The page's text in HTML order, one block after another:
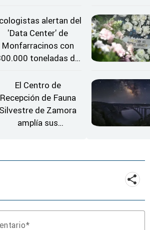
cochealertan del
'Data Center' de
Monfarracinos con
toneladas de
al año
El Centro de
Recepción de Fauna
Silvestre de Zamora
amplía sus